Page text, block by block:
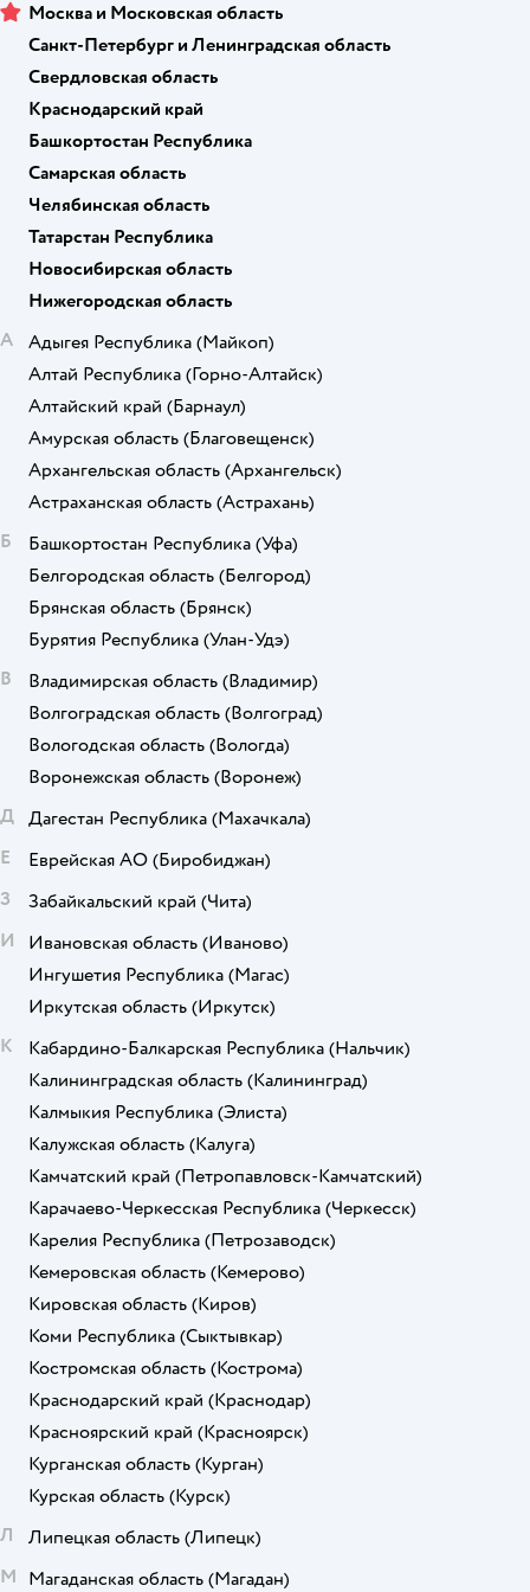
Москва и Московская область
Санкт-Петербург и Ленинградская область
Свердловская область
Краснодарский край
Башкортостан Республика
Самарская область
Челябинская область
Татарстан Республика
Новосибирская область
Нижегородская область
А
Адыгея Республика (Майкоп)
Алтай Республика (Горно-Алтайск)
Алтайский край (Барнаул)
Амурская область (Благовещенск)
Архангельская область (Архангельск)
Астраханская область (Астрахань)
Б
Башкортостан Республика (Уфа)
Белгородская область (Белгород)
Брянская область (Брянск)
Бурятия Республика (Улан-Удэ)
В
Владимирская область (Владимир)
Волгоградская область (Волгоград)
Вологодская область (Вологда)
Воронежская область (Воронеж)
Д Дагестан Республика (Махачкала)
Е
Еврейская АО (Биробиджан)
З
Забайкальский край (Чита)
И
Ивановская область (Иваново)
Ингушетия Республика (Магас)
Иркутская область (Иркутск)
К
Кабардино-Балкарская Республика (Нальчик)
Калининградская область (Калининград)
Калмыкия Республика (Элиста)
Калужская область (Калуга)
Камчатский край (Петропавловск-Камчатский)
Карачаево-Черкесская Республика (Черкесск)
Карелия Республика (Петрозаводск)
Кемеровская область (Кемерово)
Кировская область (Киров)
Коми Республика (Сыктывкар)
Костромская область (Кострома)
Краснодарский край (Краснодар)
Красноярский край (Красноярск)
Курганская область (Курган)
Курская область (Курск)
Л
Липецкая область (Липецк)
М Магаданская область (Магадан)